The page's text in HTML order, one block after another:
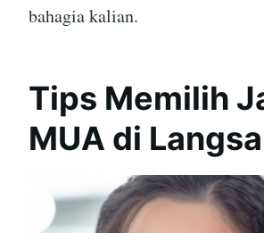
bahagia kalian.
Tips Memilih
MUA di Langsa